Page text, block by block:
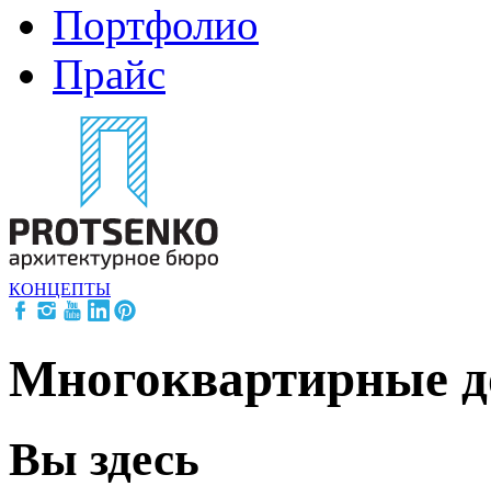
Портфолио
Прайс
КОНЦЕПТЫ
Многоквартирные
Вы здесь